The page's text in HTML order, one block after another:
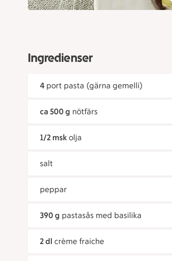
Ingredienser
4 port pasta (gärna gemelli)
ca 500 g nötfärs
1/2 msk olja
salt
peppar
390 g pastasås med basilika
2 dl crème fraiche